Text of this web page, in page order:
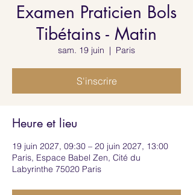
Examen Praticien Bols
Tibétains - Matin
sam. 19 juin
  |
Paris
S'inscrire
Heure et lieu
19 juin 2027, 09:30 – 20 juin 2027, 13:00
Paris, Espace Babel Zen, Cité du
Labyrinthe 75020 Paris